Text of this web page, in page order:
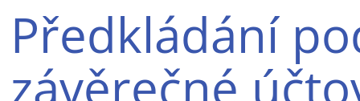
Předkládání
závěrečné